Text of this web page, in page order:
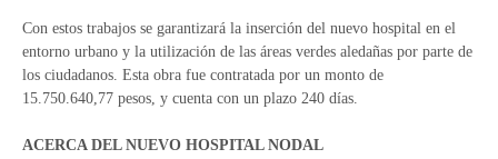
Con estos trabajos se garantizará la inserción del nuevo hospital en el
entorno urbano y la utilización de las áreas verdes aledañas por parte de
los ciudadanos. Esta obra fue contratada por un monto de
15.750.640,77 pesos, y cuenta con un plazo 240 días.
ACERCA DEL NUEVO HOSPITAL NODAL